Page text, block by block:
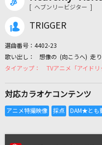
カラオ
[ ヘブンリービジター ]
TRIGGER
選曲番号： 4402-23
想像の (向こうへ) 走
TVアニメ「アイド
対応カラオケコンテンツ